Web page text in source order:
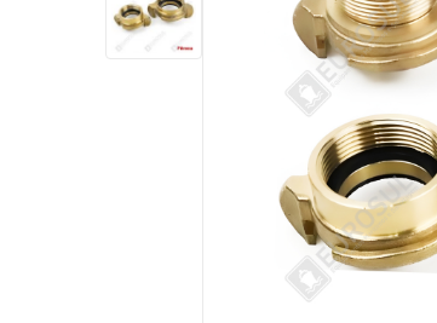
Escadas e Pranchas